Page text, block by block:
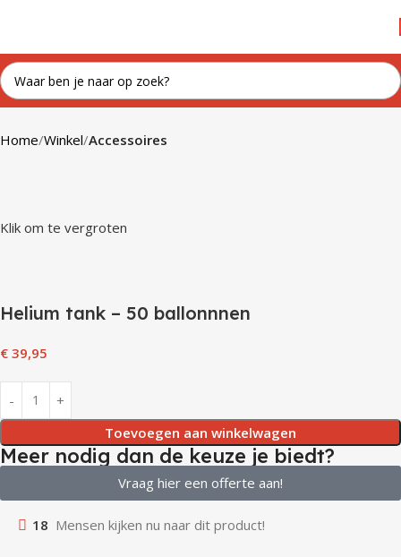
Home Winkel Accessoires
Klik om te vergroten
Helium tank – 50 ballonnnen
€ 39,95
Toevoegen aan winkelwagen
Meer nodig dan de keuze je biedt?
Vraag hier een offerte aan!
18 Mensen kijken nu naar dit product!